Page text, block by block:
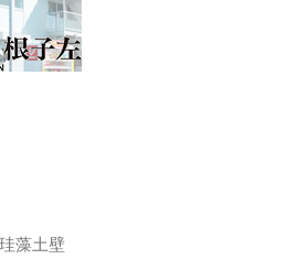
藻土壁